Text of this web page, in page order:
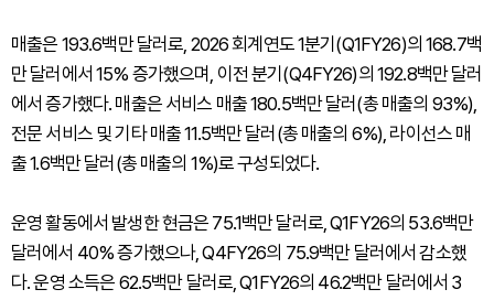
매출은 193.6백만 달러로, 2026 회계연도 1분기(Q1FY26)의 168.7백
만 달러에서 15% 증가했으며, 이전 분기(Q4FY26)의 192.8백만 달러
에서 증가했다. 매출은 서비스 매출 180.5백만 달러(총 매출의 93%),
전문 서비스 및 기타 매출 11.5백만 달러(총 매출의 6%), 라이선스 매
출 1.6백만 달러(총 매출의 1%)로 구성되었다.
운영 활동에서 발생한 현금은 75.1백만 달러로, Q1FY26의 53.6백만
달러에서 40% 증가했으나, Q4FY26의 75.9백만 달러에서 감소했
다. 운영 소득은 62.5백만 달러로, Q1FY26의 46.2백만 달러에서 3